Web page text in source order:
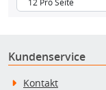
Kundenservice
Kontakt